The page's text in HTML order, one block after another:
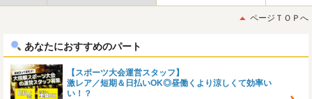
後
ページＴＯＰへ
あなたにおすすめのパート
【スポーツ大会運営スタッフ】
激レア／短期＆日払いOK◎昼働くより涼しくて効率い
い！？